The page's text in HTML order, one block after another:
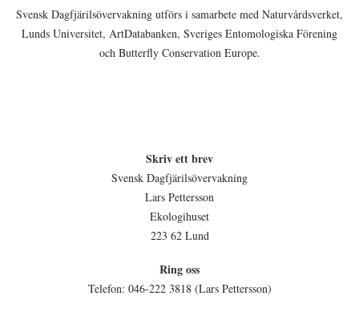
Svensk Dagfjärilsövervakning utförs i samarbete med Naturvårdsverket,
Lunds Universitet, ArtDatabanken, Sveriges Entomologiska Förening
och Butterfly Conservation Europe.
Skriv ett brev
Svensk Dagfjärilsövervakning
Lars Pettersson
Ekologihuset
223 62 Lund
Ring oss
Telefon: 046-222 3818 (Lars Pettersson)